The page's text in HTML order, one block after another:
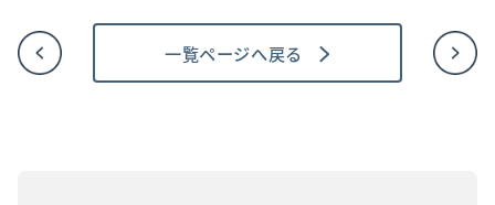
一覧ページへ戻る